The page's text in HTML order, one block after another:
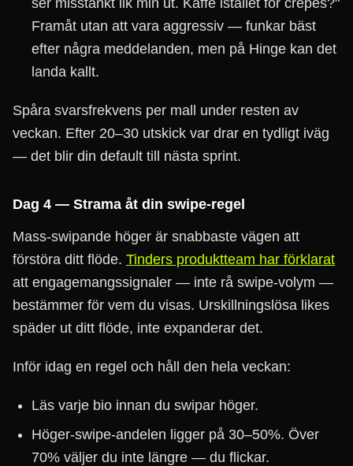
ser misstänkt lik min ut. Kaffe istället för crêpes?"
Framåt utan att vara aggressiv — funkar bäst
efter några meddelanden, men på Hinge kan det
landa kallt.
Spåra svarsfrekvens per mall under resten av
veckan. Efter 20–30 utskick var drar en tydligt iväg
— det blir din default till nästa sprint.
Dag 4 — Strama åt din swipe-regel
Mass-swipande höger är snabbaste vägen att
förstöra ditt flöde. Tinders produktteam har förklarat
att engagemangssignaler — inte rå swipe-volym —
bestämmer för vem du visas. Urskillningslösa likes
späder ut ditt flöde, inte expanderar det.
Inför idag en regel och håll den hela veckan:
Läs varje bio innan du swipar höger.
Höger-swipe-andelen ligger på 30–50%. Över
70% väljer du inte längre — du flickar.